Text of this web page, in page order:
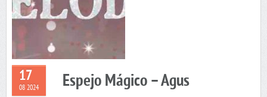
17
08 2024 Espejo Mágico – Agus